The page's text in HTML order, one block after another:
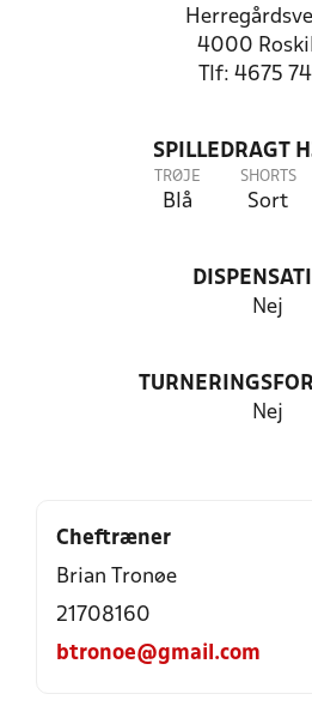
4000
Tlf: 4675
SPILLEDRAGT
TRØJE
Blå
SHORTS
Sort
Nej
Nej
Cheftræner
Brian Tronøe
21708160
btronoe@gmail.com